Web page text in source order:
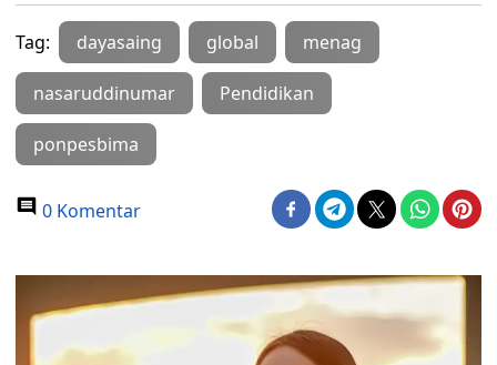
Tag: dayasaing global menag
nasaruddinumar Pendidikan
ponpesbima
0 Komentar